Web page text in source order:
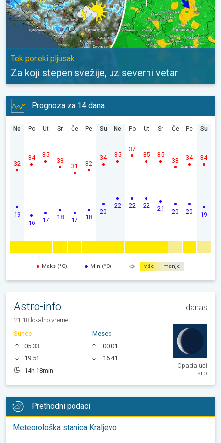
Tek poneki pljusak
Za koji stepen svežije, uz severni vetar
Prognoza za 14 dana
Ne
19
32
Po
16
34
Ut
17
35
Sr
18
33
Če
17
31
Pe
18
32
Su
20
34
Ne
22
35
Po
22
37
Ut
22
35
Sr
21
35
Če
20
33
Pe
20
34
Su
19
34
Maks (°C) Min (°C) više manje
Astro-info danas
21:18 lokalno vreme
Sunce
05:33
19:51
14h 18min
Mesec
00:01
16:41
Opadajući
srp
Prethodni podaci
Meteorološka stanica Kraljevo